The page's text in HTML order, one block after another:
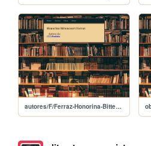
autores/F/Ferraz-Honorina-Bittencourt